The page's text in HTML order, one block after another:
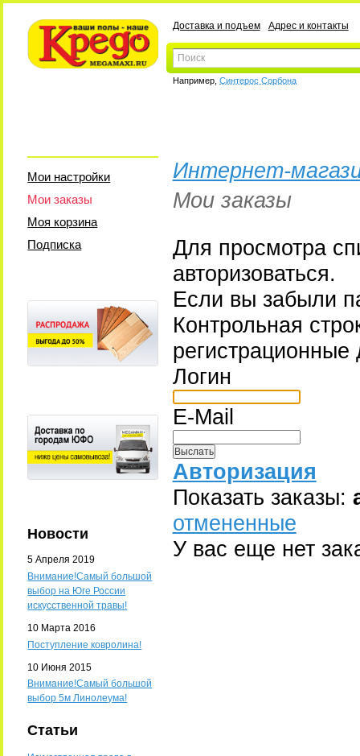
Доставка и подъем Адрес и контакты
Например, Синтерос Сорбона
Мои настройки
Мои заказы
Моя корзина
Подписка
Новости
5 Апреля 2019
Внимание!Самый большой
выбор на Юге России
искусственной травы!
10 Марта 2016
Поступление ковролина!
10 Июня 2015
Внимание!Самый большой
выбор 5м Линолеума!
Статьи
Интернет-
Мои заказы
Для просмотра
авторизоваться.
Если вы забыли
Контрольная
Логин
E-Mail
Авторизация
Показать заказы:
отмененные
У вас еще нет